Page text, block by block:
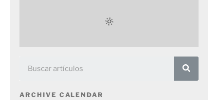
ARCHIVE CALENDAR